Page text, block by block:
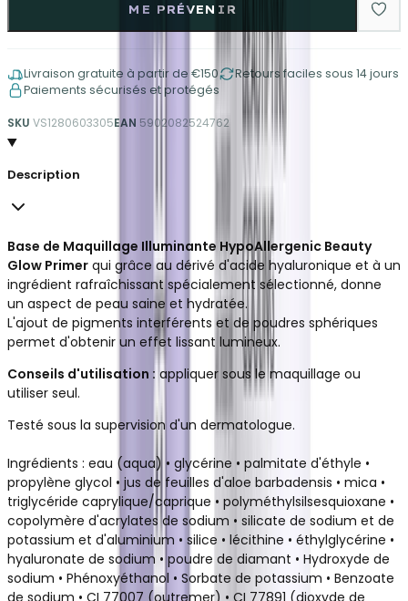
ME PRÉVENIR
Livraison gratuite à partir de €150
Retours faciles sous 14 jours
Paiements sécurisés et protégés
SKU VS1280603305EAN 5902082524762
Description
Base de Maquillage Illuminante HypoAllergenic Beauty
Glow Primer qui grâce au dérivé d'acide hyaluronique et à un
ingrédient rafraîchissant spécialement sélectionné, donne
un aspect de peau saine et hydratée.
L'ajout de pigments interférents et de poudres sphériques
permet d'obtenir un effet lissant lumineux.
Conseils d'utilisation : appliquer sous le maquillage ou
utiliser seul.
Testé sous la supervision d'un dermatologue.
Ingrédients : eau (aqua) • glycérine • palmitate d'éthyle •
propylène glycol • jus de feuilles d'aloe barbadensis • mica •
triglycéride caprylique/caprique • polyméthylsilsesquioxane •
copolymère d'acrylates de sodium • silicate de sodium et de
potassium et d'aluminium • silice • lécithine • éthylglycérine •
hyaluronate de sodium • poudre de diamant • Hydroxyde de
sodium • Phénoxyéthanol • Sorbate de potassium • Benzoate
de sodium • CI 77007 (outremer) • CI 77891 (dioxyde de